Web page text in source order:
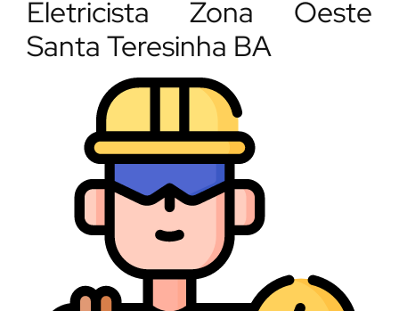
Eletricista Zona Oeste
Santa Teresinha BA